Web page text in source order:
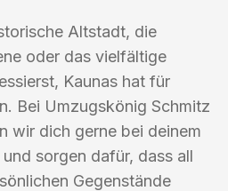
Altstadt, die
oder das vielfältige
Kaunas hat für
Bei Umzugskönig Schmitz
wir dich gerne bei deinem
sorgen dafür, dass all
Gegenstände